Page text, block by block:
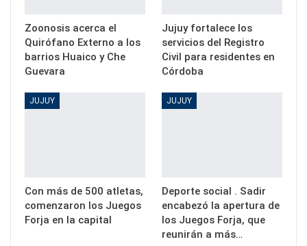
Zoonosis acerca el
Quirófano Externo a los
barrios Huaico y Che
Guevara
Jujuy fortalece los
servicios del Registro
Civil para residentes en
Córdoba
JUJUY
Con más de 500 atletas,
comenzaron los Juegos
Forja en la capital
JUJUY
Deporte social . Sadir
encabezó la apertura de
los Juegos Forja, que
reunirán a más…